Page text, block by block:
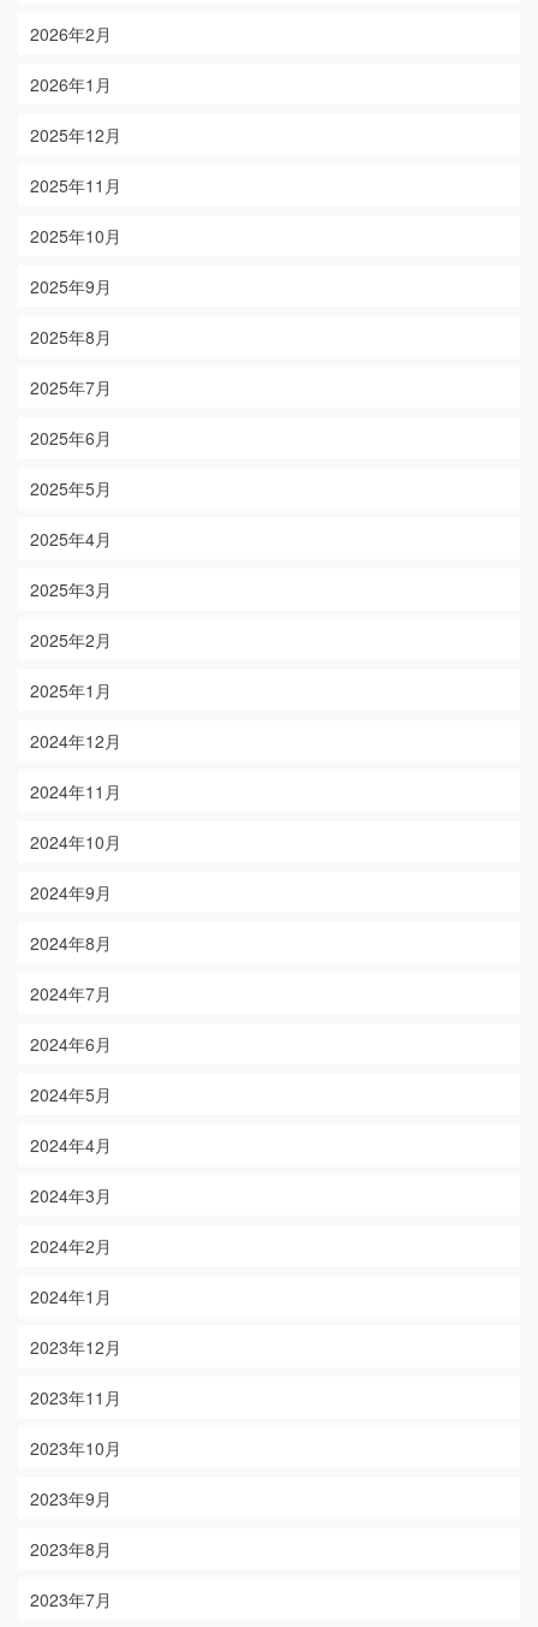
2026年2月
2026年1月
2025年12月
2025年11月
2025年10月
2025年9月
2025年8月
2025年7月
2025年6月
2025年5月
2025年4月
2025年3月
2025年2月
2025年1月
2024年12月
2024年11月
2024年10月
2024年9月
2024年8月
2024年7月
2024年6月
2024年5月
2024年4月
2024年3月
2024年2月
2024年1月
2023年12月
2023年11月
2023年10月
2023年9月
2023年8月
2023年7月